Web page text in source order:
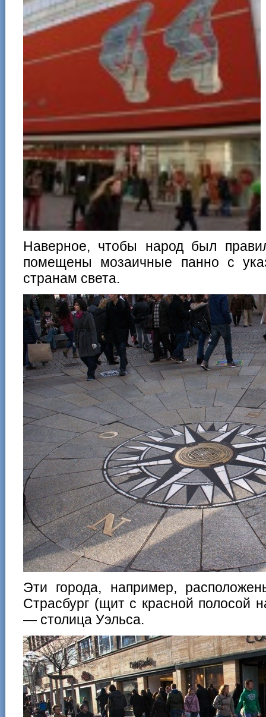
Наверное, чтобы народ был
помещены мозаичные панно с
странам света.
Эти города, например,
Страсбург (щит с красной
— столица Уэльса.